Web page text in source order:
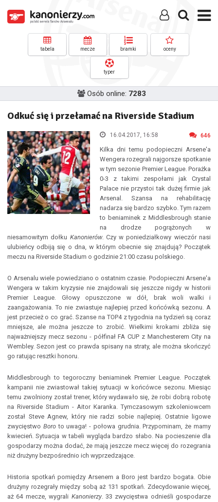
tabela mecze bramki oceny
typer
Osób online: 7283
Odkuć się i przełamać na Riverside Stadium
16.04.2017, 16:58 646
Kilka dni temu podopieczni Arsene'a
Wengera rozegrali najgorsze spotkanie
w tym sezonie Premier League. Porażka
0-3 z takimi zespołami jak Crystal
Palace nie przystoi tak dużej firmie jak
Arsenal. Szansa na rehabilitację
nadarza się bardzo szybko. Tym razem
to beniaminek z Middlesbrough stanie
na drodze pogrążonych w
niesamowitym dołku Kanonierów. Czy w poniedziałkowy wieczór nasi
ulubieńcy odbiją się o dna, w którym obecnie się znajdują? Początek
meczu na Riverside Stadium o godzinie 21:00 czasu polskiego.
O Arsenalu wiele powiedziano o ostatnim czasie. Podopieczni Arsene'a
Wengera w takim kryzysie nie znajdowali się jeszcze nigdy w historii
Premier League. Głowy opuszczone w dół, brak woli walki i
zaangażowania. To nie zwiastuje najlepiej przed końcówką sezonu. A
jest przecież o co grać. Szanse na TOP4 z tygodnia na tydzień są coraz
mniejsze, ale można jeszcze to zrobić. Wielkimi krokami zbliża się
najważniejszy mecz sezonu - półfinał FA CUP z Manchesterem City na
Wembley. Sezon jest co prawda spisany na straty, ale można skończyć
go ratując resztki honoru.
Middlesbrough to tegoroczny beniaminek Premier League. Początek
kampanii nie zwiastował takiej sytuacji w końcówce sezonu. Miesiąc
temu zwolniony został trener, który wydawało się, że robi dobrą robotę
na Riverside Stadium - Aitor Karanka. Tymczasowym szkoleniowcem
został Steve Agnew, który nie radzi sobie najlepiej. Ostatnie ligowe
zwycięstwo Boroto uwaga! - połowa grudnia. Przypominam, że mamy
kwiecień. Sytuacja w tabeli wygląda bardzo słabo. Na pocieszenie dla
gospodarzy można dodać, że mają jeszcze mecz więcej do rozegrania
niż drużyny bezpośrednio ich wyprzedzające.
Historia spotkań pomiędzy Arsenem a Boro jest bardzo bogata. Obie
drużyny rozegrały między sobą aż 131 spotkań. Zdecydowanie więcej,
aż 64 mecze, wygrali Kanonierzy. 33 zwycięstwa odnieśli gospodarze